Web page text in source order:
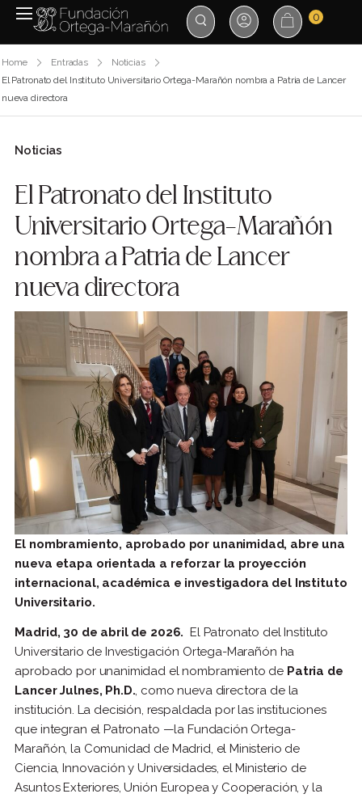
0
Home Entradas
Noticias
El Patronato del Instituto Universitario Ortega-Marañón nombra a Patria de Lancer
nueva directora
Noticias
El Patronato del Instituto
Universitario Ortega-Marañón
nombra a Patria de Lancer
nueva directora
El nombramiento, aprobado por unanimidad, abre una
nueva etapa orientada a reforzar la proyección
internacional, académica e investigadora del Instituto
Universitario.
Madrid, 30 de abril de 2026. El Patronato del Instituto
Universitario de Investigación Ortega-Marañón ha
aprobado por unanimidad el nombramiento de Patria de
Lancer Julnes, Ph.D., como nueva directora de la
institución. La decisión, respaldada por las instituciones
que integran el Patronato —la Fundación Ortega-
Marañón, la Comunidad de Madrid, el Ministerio de
Ciencia, Innovación y Universidades, el Ministerio de
Asuntos Exteriores, Unión Europea y Cooperación, y la